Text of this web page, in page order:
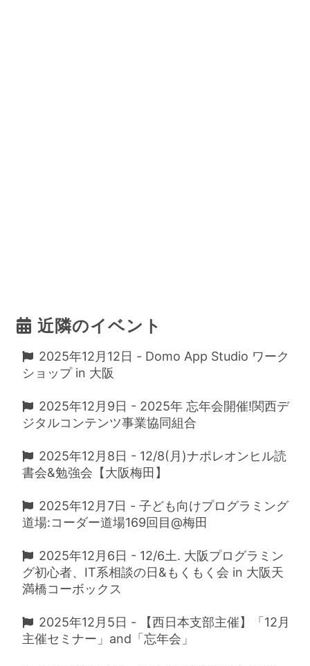
近隣のイベント
2025年12月12日 - Domo App Studio ワーク
ショップ in 大阪
2025年12月9日 - 2025年 忘年会開催!関西デ
ジタルコンテンツ事業協同組合
2025年12月8日 - 12/8(月)ナポレオンヒル読
書会&勉強会【大阪梅田】
2025年12月7日 - 子ども向けプログラミング
道場:コーダー道場169回目@梅田
2025年12月6日 - 12/6土. 大阪プログラミン
グ初心者、IT系相談の日&もくもく会 in 大阪天
満橋コーボックス
2025年12月5日 - 【西日本支部主催】「12月
主催セミナー」and「忘年会」